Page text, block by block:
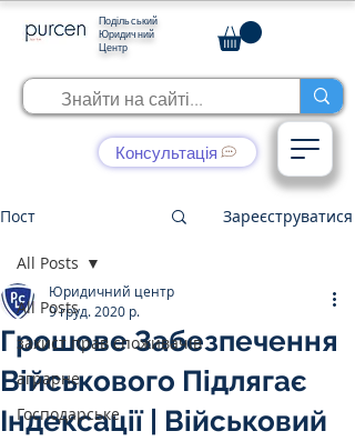
Подільський
Юридичний
Центр
Консультація
Пост Зареєструватися
All Posts
захист прав споживачів
аграрне
Господарське
All Posts
Грошове Забезпечення
Військового Підлягає
Індексації | Військовий
Юридичний центр
9 груд. 2020 р.